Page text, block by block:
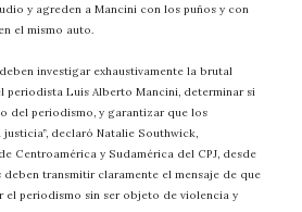
y agreden a Mancini con los puños y con
el mismo auto.
investigar exhaustivamente la brutal
periodista Luis Alberto Mancini, determinar si
del periodismo, y garantizar que los
declaró Natalie Southwick,
Centroamérica y Sudamérica del CPJ, desde
deben transmitir claramente el mensaje de que
el periodismo sin ser objeto de violencia y